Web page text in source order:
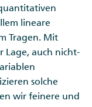
lineare
Tragen. Mit
Lage, auch nicht-
solche
wir feinere und